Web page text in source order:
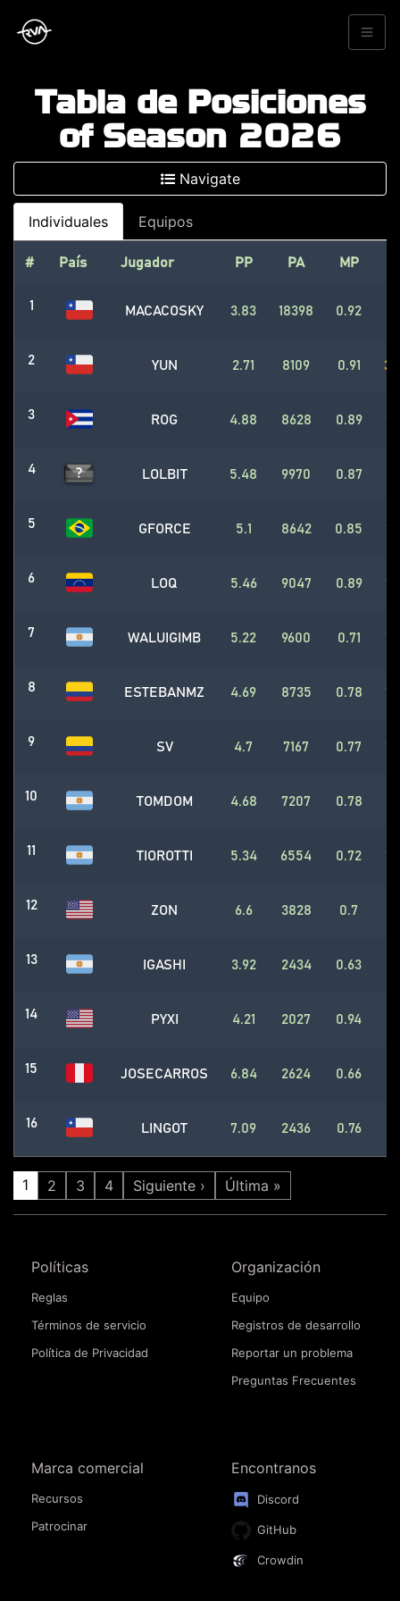
Tabla de Posiciones
of Season 2026
Navigate
Individuales Equipos
# País Jugador PP PA MP
1 MACACOSKY 3.83 18398 0.92
2 YUN 2.71 8109 0.91
3 ROG 4.88 8628 0.89
4 LOLBIT 5.48 9970 0.87
5 GFORCE 5.1 8642 0.85
6 LOQ 5.46 9047 0.89
7 WALUIGIMB 5.22 9600 0.71
8 ESTEBANMZ 4.69 8735 0.78
9 SV 4.7 7167 0.77
10 TOMDOM 4.68 7207 0.78
11 TIOROTTI 5.34 6554 0.72
12 ZON 6.6 3828 0.7
13 IGASHI 3.92 2434 0.63
14 PYXI 4.21 2027 0.94
15 JOSECARROS 6.84 2624 0.66
16 LINGOT 7.09 2436 0.76
1 2 3 4 Siguiente › Última »
Políticas
Reglas
Términos de servicio
Política de Privacidad
Organización
Equipo
Registros de desarrollo
Reportar un problema
Preguntas Frecuentes
Marca comercial
Recursos
Patrocinar
Encontranos
Discord
GitHub
Crowdin